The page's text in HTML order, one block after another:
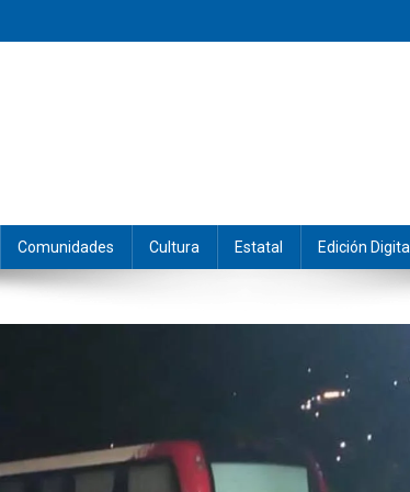
Comunidades Cultura Estatal Edición Digital